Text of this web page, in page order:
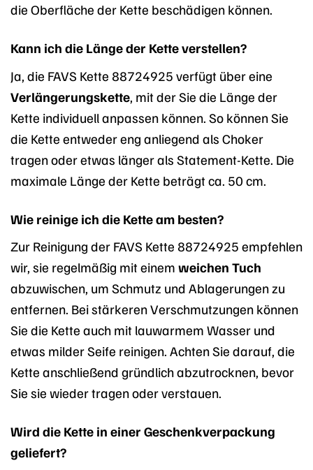
die Oberfläche der Kette beschädigen können.
Kann ich die Länge der Kette verstellen?
Ja, die FAVS Kette 88724925 verfügt über eine
Verlängerungskette , mit der Sie die Länge der
Kette individuell anpassen können. So können Sie
die Kette entweder eng anliegend als Choker
tragen oder etwas länger als Statement-Kette. Die
maximale Länge der Kette beträgt ca. 50 cm.
Wie reinige ich die Kette am besten?
Zur Reinigung der FAVS Kette 88724925 empfehlen
wir, sie regelmäßig mit einem weichen Tuch
abzuwischen, um Schmutz und Ablagerungen zu
entfernen. Bei stärkeren Verschmutzungen können
Sie die Kette auch mit lauwarmem Wasser und
etwas milder Seife reinigen. Achten Sie darauf, die
Kette anschließend gründlich abzutrocknen, bevor
Sie sie wieder tragen oder verstauen.
Wird die Kette in einer Geschenkverpackung
geliefert?